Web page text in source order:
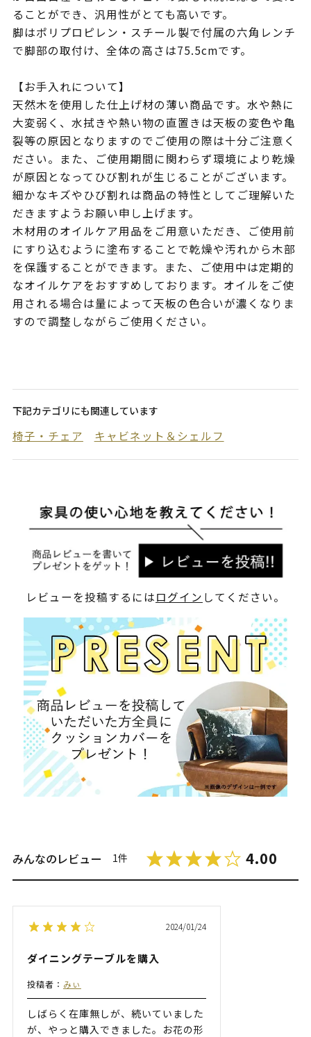
ることができ、汎用性がとても高いです。
脚はポリプロピレン・スチール製で付属の六角レンチ
で脚部の取付け、全体の高さは75.5cmです。
【お手入れについて】
天然木を使用した仕上げ材の薄い商品です。水や熱に
大変弱く、水拭きや熱い物の直置きは天板の変色や亀
裂等の原因となりますのでご使用の際は十分ご注意く
ださい。また、ご使用期間に関わらず環境により乾燥
が原因となってひび割れが生じることがございます。
細かなキズやひび割れは商品の特性としてご理解いた
だきますようお願い申し上げます。
木材用のオイルケア用品をご用意いただき、ご使用前
にすり込むように塗布することで乾燥や汚れから木部
を保護することができます。また、ご使用中は定期的
なオイルケアをおすすめしております。オイルをご使
用される場合は量によって天板の色合いが濃くなりま
すので調整しながらご使用ください。
下記カテゴリにも関連しています
椅子・チェア キャビネット＆シェルフ
レビューを投稿するにはログイン してください。
みんなのレビュー 1件 4.00
2024/01/24
ダイニングテーブルを購入
投稿者： みぃ
しばらく在庫無しが、続いていました
が、やっと購入できました。お花の形